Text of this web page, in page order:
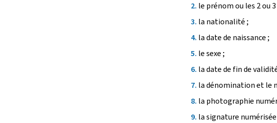
le prénom ou les 2 ou
la nationalité ;
la date de naissance ;
le sexe ;
la date de fin de
la dénomination et le
la photographie
la signature